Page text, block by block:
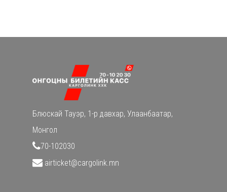
Блюскай Тауэр, 1-р давхар, Улаанбаатар,
Монгол
70-102030
airticket@cargolink.mn